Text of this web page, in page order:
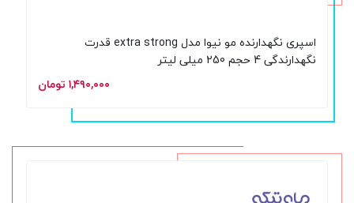
اسپری نگهدارنده مو نیوا مدل extra strong قدرت
نگهدارندگی 4 حجم 250 میلی لیتر
۱,۴۹۰,۰۰۰ تومان